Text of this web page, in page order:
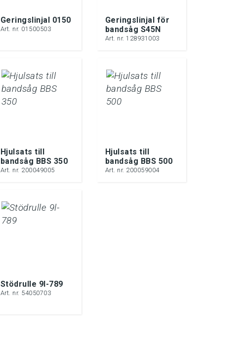
Geringslinjal 0150
Art. nr. 01500503
Geringslinjal för
bandsåg S45N
Art. nr. 128931003
Hjulsats till
bandsåg BBS 350
Art. nr. 200049005
Hjulsats till
bandsåg BBS 500
Art. nr. 200059004
Stödrulle 9l-789
Art. nr. 54050703